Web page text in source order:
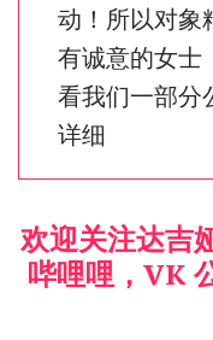
动！所以对象
有诚意的女士
看我们一部分
详细
欢迎关注达吉
哔哩哩，VK